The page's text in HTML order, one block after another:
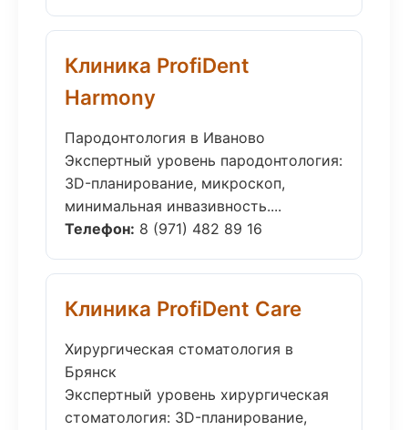
Клиника ProfiDent
Harmony
Пародонтология в Иваново
Экспертный уровень пародонтология:
3D-планирование, микроскоп,
минимальная инвазивность....
Телефон: 8 (971) 482 89 16
Клиника ProfiDent Care
Хирургическая стоматология в
Брянск
Экспертный уровень хирургическая
стоматология: 3D-планирование,